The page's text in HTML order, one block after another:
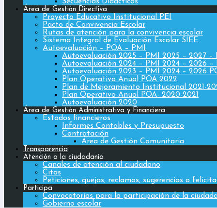
Secuencias Didácticas
Área de Gestión Directiva
Proyecto Educativo Institucional PEI
Pacto de Convivencia Escolar
Rutas de atención para la convivencia escolar
Sistema Integral de Evaluación Escolar SIEE
Autoevaluación – POA – PMI
Autoevaluación 2025 – PMI 2025 – 2027 –
Autoevaluación 2024 – PMI 2024 – 2026 –
Autoevaluación 2023 – PMI 2024 – 2026
Plan Operativo Anual POA 2022
Plan de Mejoramiento Institucional 2021-
Plan Operativo Anual POA- 2020-2021
Autoevaluación 2020
Área de Gestión Administrativa y Financiera
Estados financieros
Informes Contables y Presupuesto
Contratación
Área de Gestión Comunitaria
Transparencia
Atención a la ciudadanía
Canales de atención al ciudadano
Citas
Peticiones, quejas, reclamos, sugerencias o
Participa
Convocatorias para la participación de la
Gobierno escolar